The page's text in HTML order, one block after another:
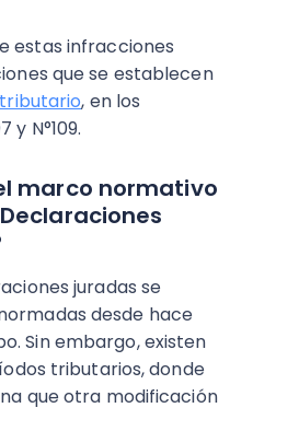
estas infracciones
que se establecen
, en los
y N°109.
marco normativo
juradas se
desde hace
Sin embargo, existen
tributarios, donde
que otra modificación